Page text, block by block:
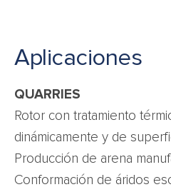
Aplicaciones
QUARRIES
Rotor con tratamiento
dinámicamente y de
Producción de arena
Conformación de áridos